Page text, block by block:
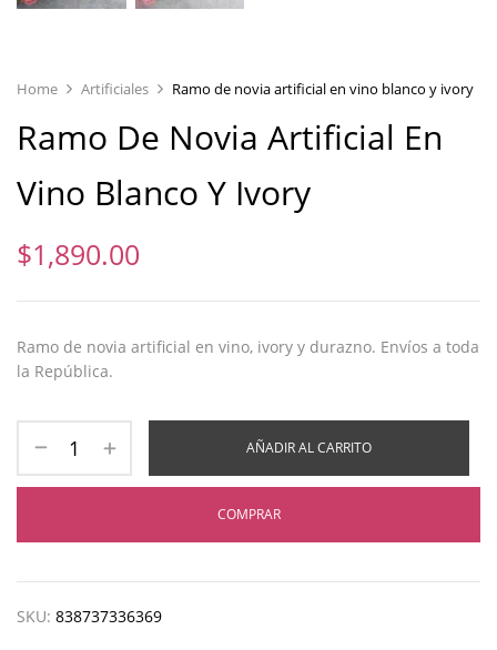
Home Artificiales Ramo de novia artificial en vino blanco y ivory
Ramo De Novia Artificial En
Vino Blanco Y Ivory
$1,890.00
Ramo de novia artificial en vino, ivory y durazno. Envíos a toda
la República.
AÑADIR AL CARRITO
COMPRAR
SKU: 838737336369